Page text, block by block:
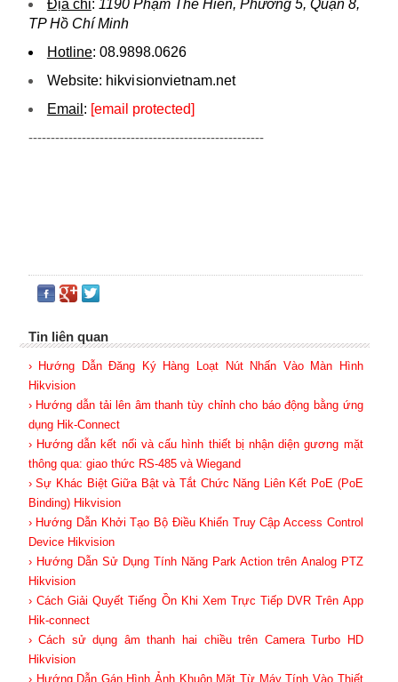
Địa chỉ: 1190 Phạm Thế Hiển, Phường 5, Quận 8,
TP Hồ Chí Minh
Hotline: 08.9898.0626
Website: hikvi sionvietnam.net
Email : [email protected]
-----------------------------------------------------
Tin liên quan
› Hướng Dẫn Đăng Ký Hàng Loạt Nút Nhấn Vào Màn Hình
Hikvision
› Hướng dẫn tải lên âm thanh tùy chỉnh cho báo động bằng ứng
dụng Hik-Connect
› Hướng dẫn kết nối và cấu hình thiết bị nhận diện gương mặt
thông qua: giao thức RS-485 và Wiegand
› Sự Khác Biệt Giữa Bật và Tắt Chức Năng Liên Kết PoE (PoE
Binding) Hikvision
› Hướng Dẫn Khởi Tạo Bộ Điều Khiển Truy Cập Access Control
Device Hikvision
› Hướng Dẫn Sử Dụng Tính Năng Park Action trên Analog PTZ
Hikvision
› Cách Giải Quyết Tiếng Ồn Khi Xem Trực Tiếp DVR Trên App
Hik-connect
› Cách sử dụng âm thanh hai chiều trên Camera Turbo HD
Hikvision
› Hướng Dẫn Gán Hình Ảnh Khuôn Mặt Từ Máy Tính Vào Thiết